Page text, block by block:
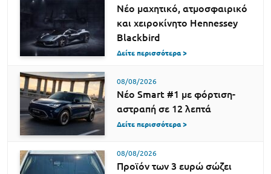
Νέο μαχητικό, ατμοσφαιρικό
και χειροκίνητο Hennessey
Blackbird
Δείτε περισσότερα >
08/08/2026
Νέο Smart #1 με φόρτιση-
αστραπή σε 12 λεπτά
Δείτε περισσότερα >
08/08/2026
Προϊόν των 3 ευρώ σώζει